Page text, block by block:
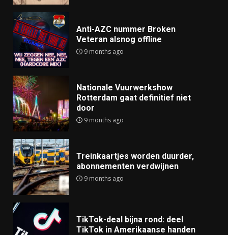
Anti-AZC nummer Broken
Veteran alsnog offline
9 months ago
Nationale Vuurwerkshow
Rotterdam gaat definitief niet
door
9 months ago
Treinkaartjes worden duurder,
abonnementen verdwijnen
9 months ago
TikTok-deal bijna rond: deel
TikTok in Amerikaanse handen